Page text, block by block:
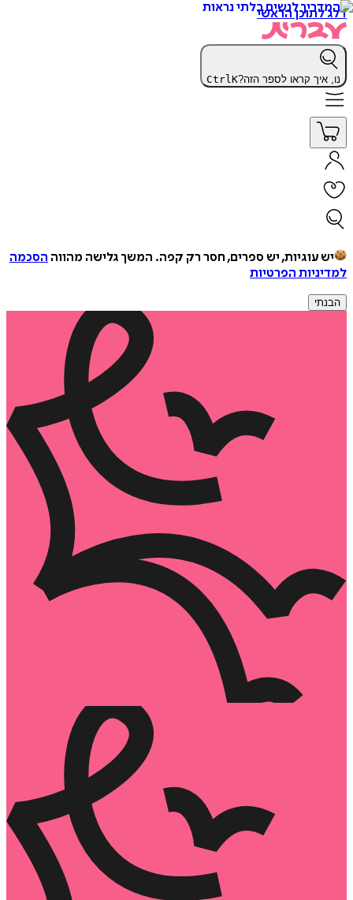
דלג לתוכן הראשי
נו, איך קראו לספר הזה? CtrlK
יש עוגיות, יש ספרים, חסר רק קפה. המשך גלישה מהווה הסכמה
למדיניות הפרטיות
הבנתי